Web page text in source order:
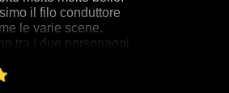
il filo conduttore
le varie scene.
tra i due personaggi
oohhhh di stupore